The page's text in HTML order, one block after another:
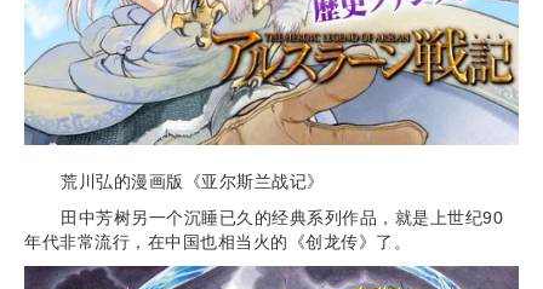
荒川弘的漫画版《亚尔斯兰战记》
田中芳树另一个沉睡已久的经典系列作品，就是上世纪90
年代非常流行，在中国也相当火的《创龙传》了。